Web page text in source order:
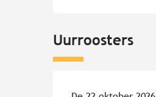
Uurroosters